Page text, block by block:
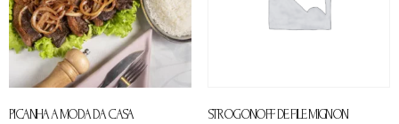
PICANHA A MODA DA CASA STROGONOFF DE FILE MIGNON